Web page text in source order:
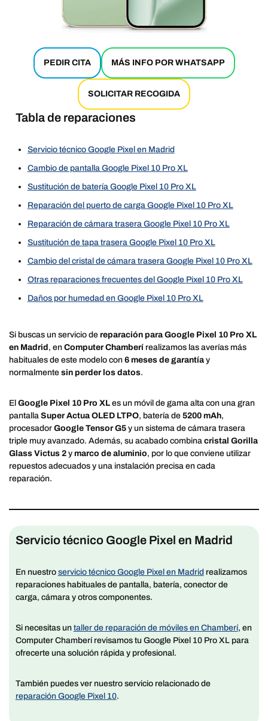
PEDIR CITA MÁS INFO POR WHATSAPP
SOLICITAR RECOGIDA
Tabla de reparaciones
Servicio técnico Google Pixel en Madrid
Cambio de pantalla Google Pixel 10 Pro XL
Sustitución de batería Google Pixel 10 Pro XL
Reparación del puerto de carga Google Pixel 10 Pro XL
Reparación de cámara trasera Google Pixel 10 Pro XL
Sustitución de tapa trasera Google Pixel 10 Pro XL
Cambio del cristal de cámara trasera Google Pixel 10 Pro XL
Otras reparaciones frecuentes del Google Pixel 10 Pro XL
Daños por humedad en Google Pixel 10 Pro XL
Si buscas un servicio de reparación para Google Pixel 10 Pro XL
en Madrid , en Computer Chamberí realizamos las averías más
habituales de este modelo con 6 meses de garantía y
normalmente sin perder los datos.
El Google Pixel 10 Pro XL es un móvil de gama alta con una gran
pantalla Super Actua OLED LTPO, batería de 5200 mAh,
procesador Google Tensor G5 y un sistema de cámara trasera
triple muy avanzado. Además, su acabado combina cristal Gorilla
Glass Victus 2 y marco de aluminio, por lo que conviene utilizar
repuestos adecuados y una instalación precisa en cada
reparación.
Servicio técnico Google Pixel en Madrid
En nuestro servicio técnico Google Pixel en Madrid realizamos
reparaciones habituales de pantalla, batería, conector de
carga, cámara y otros componentes.
Si necesitas un taller de reparación de móviles en Chamberí, en
Computer Chamberí revisamos tu Google Pixel 10 Pro XL para
ofrecerte una solución rápida y profesional.
También puedes ver nuestro servicio relacionado de
reparación Google Pixel 10.